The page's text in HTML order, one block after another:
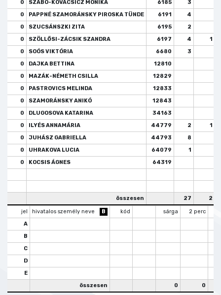
0
SZABÓ-KOVACSICZ MÓNIKA 6185
3
0
PAPPNÉ SZAMORÁNSKY PIROSKA TÜNDE 6191
4
0
SZUCSÁNSZKI ZITA 6195
2
0
SZÖLLŐSI-ZÁCSIK SZANDRA 6197 4
1
0
SOÓS VIKTÓRIA 6680
3
0
DAJKA BETTINA
12810
0
MAZÁK-NÉMETH CSILLA
12829
0
PASTROVICS MELINDA
12833
0
SZAMORÁNSKY ANIKÓ
12843
0
DLUGOSOVA KATARINA
34163
0
ILYÉS ANNAMÁRIA 44779 2
1
0
JUHÁSZ GABRIELLA 44793
8
0
UHRAKOVA LUCIA 64079
1
0
KOCSIS ÁGNES 64319
összesen 27 2
jel hivatalos személy neve B kód sárga 2 perc
A
B
C
D
E
összesen
0 0